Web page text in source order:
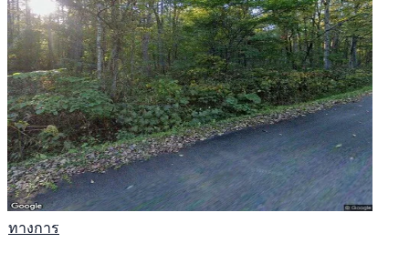
ทางการ